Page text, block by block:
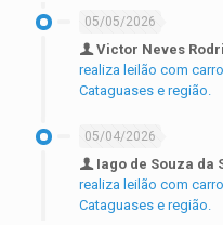
05/05/2026
Victor Neves
realiza leilão com
Cataguases e região.
05/04/2026
Iago de Souza da
realiza leilão com
Cataguases e região.